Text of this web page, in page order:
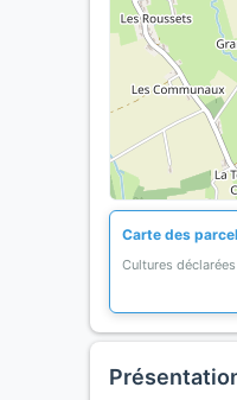
Carte des
Cultures